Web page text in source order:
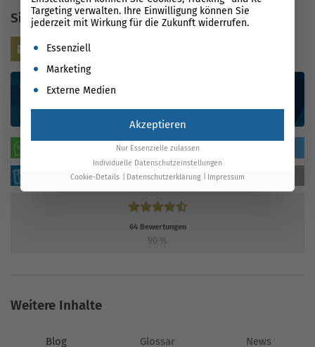
Sie haben noch Fragen?
Kontaktieren Sie uns
teilen
sharen sharen
64Bewertungen
90 %
Weitere Inhalte
Blog Glossar News
Targeting verwalten. Ihre Einwilligung können Sie
jederzeit mit Wirkung für die Zukunft widerrufen.
Es folgt eine Liste der Service-Gruppen, für die eine
Essenziell
Marketing
Externe Medien
Akzeptieren
Nur Essenzielle zulassen
Individuelle Datenschutzeinstellungen
Cookie-Details
Datenschutzerklärung Impressum